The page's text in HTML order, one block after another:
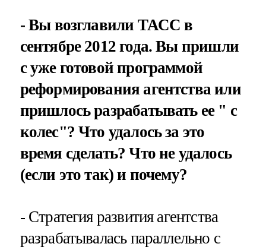
- Вы возглавили ТАСС в
сентябре 2012 года. Вы пришли
с уже готовой программой
реформирования агентства или
пришлось разрабатывать ее " с
колес"? Что удалось за это
время сделать? Что не удалось
(если это так) и почему?
- Стратегия развития агентства
разрабатывалась параллельно с